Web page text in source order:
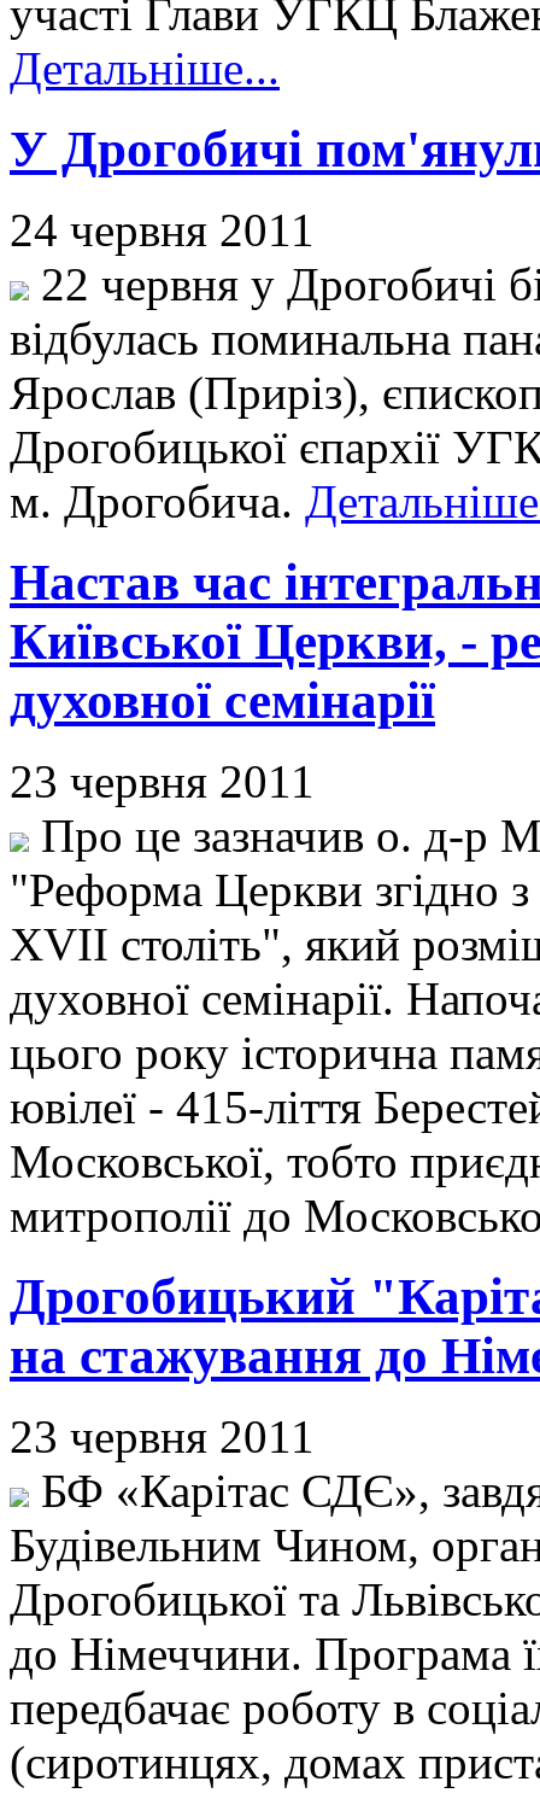
участі Глави УГКЦ
Детальніше...
У Дрогобичі
24 червня 2011
22 червня у Дрогобичі
відбулась поминальна
Ярослав (Приріз),
Дрогобицької єпархії
м. Дрогобича.
Настав час
Київської Церкви, -
духовної семінарії
23 червня 2011
Про це зазначив о. д-р
"Реформа Церкви згідно
XVII століть", який
духовної семінарії.
цього року історична
ювілеї - 415-ліття
Московської, тобто
митрополії до
Дрогобицький
на стажування до
23 червня 2011
БФ «Карітас СДЄ»,
Будівельним Чином,
Дрогобицької та
до Німеччини. Програма
передбачає роботу в
(сиротинцях, домах